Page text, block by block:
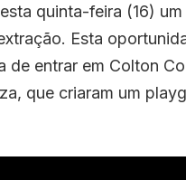
quinta-feira (16)
Esta
de entrar em Colton
que criaram um